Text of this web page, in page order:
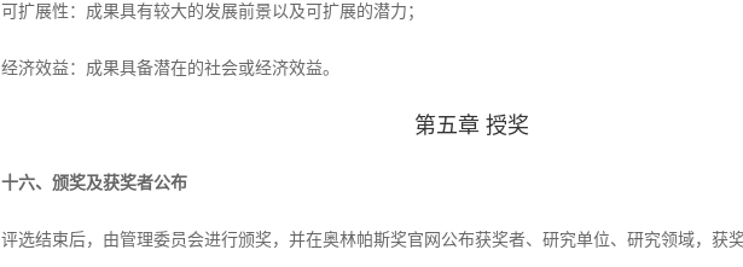
可扩展性：成果具有较大的发展前景以及可扩展的潜力；
经济效益：成果具备潜在的社会或经济效益。
第五章 授奖
十六、颁奖及获奖者公布
评选结束后，由管理委员会进行颁奖，并在奥林帕斯奖官网公布获奖者、研究单位、研究领域，获